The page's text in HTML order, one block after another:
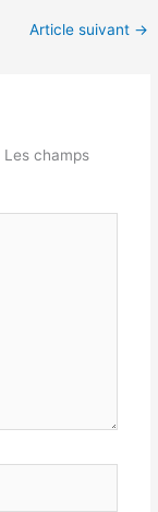
Article suivant →
Les champs